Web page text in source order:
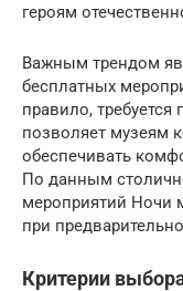
героям
Важным трендом
бесплатных
правило, требуется
позволяет музеям
обеспечивать
По данным
мероприятий Ночи
при
Критерии